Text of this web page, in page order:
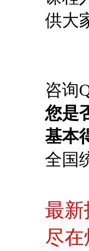
您是
基本
全
最新
尽在
就梦
信